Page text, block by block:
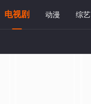
电视剧 动漫 综艺